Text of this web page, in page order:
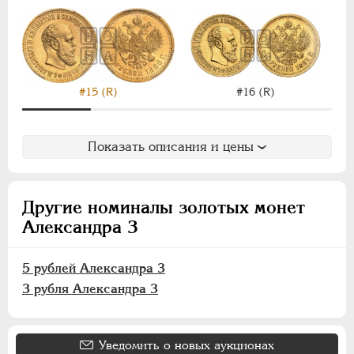
#15 (R) #16 (R)
Показать описания и цены
Другие номиналы золотых монет
Александра 3
5 рублей Александра 3
3 рубля Александра 3
Уведомить о новых аукционах
Для Финляндии
Аффинажные слитки
НИКОЛАЙ II 1894-1917
ВРЕМЕННОЕ ПРАВ.
ИНОСТРАННЫЕ